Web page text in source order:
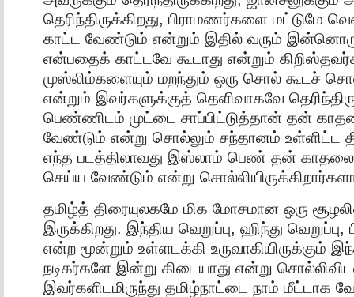
தெரிந்திருக்கிறது, பிராமணர்களை மட்டுமே
காட்ட வேண்டும் என்றும் இதில் வரும்
என்பதைக் காட்டவே கூடாது என்றும்
முஸ்லிம்களையும் மறந்தும் ஒரு சொல் கூடச்
என்றும் இவர்களுக்குத் தெளிவாகவே
பெண்ணிடம் முட்டை சாப்பிட்டுத்தான் தன்
வேண்டும் என்று சொல்லும் சந்தானம் உள்ளிட்ட
எந்த படத்திலாவது இஸ்லாம் பெண் தன் காதலை
செய்ய வேண்டும் என்று
தமிழ்த் திரையுலகமே மிக மோசமான ஒரு
இருக்கிறது. இந்திய வெறுப்பு, ஹிந்து வெறுப்பு,
என்ற மூன்றும் உள்ளடக்கி உருவாகியிருக்கும்
நடிகர்களே இன்று கிடையாது என்று
இவர்களிடமிருந்து தமிழ்நாட்டை நாம் மீட்டாக